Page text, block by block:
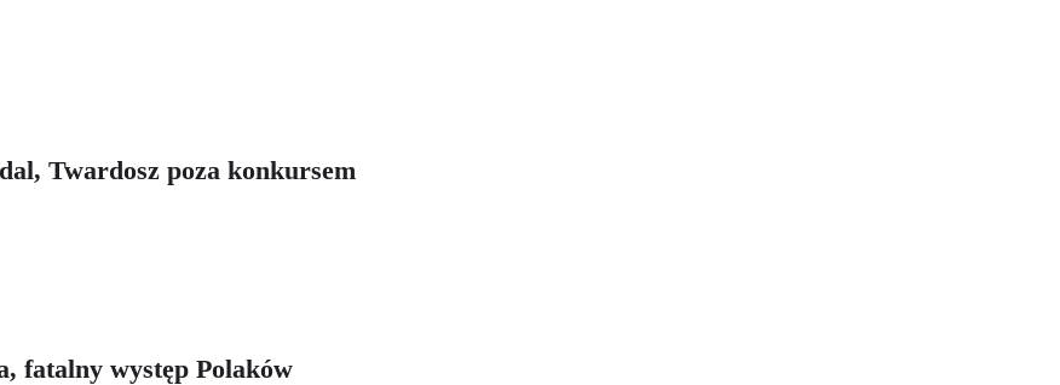
Twardosz poza konkursem
fatalny występ Polaków